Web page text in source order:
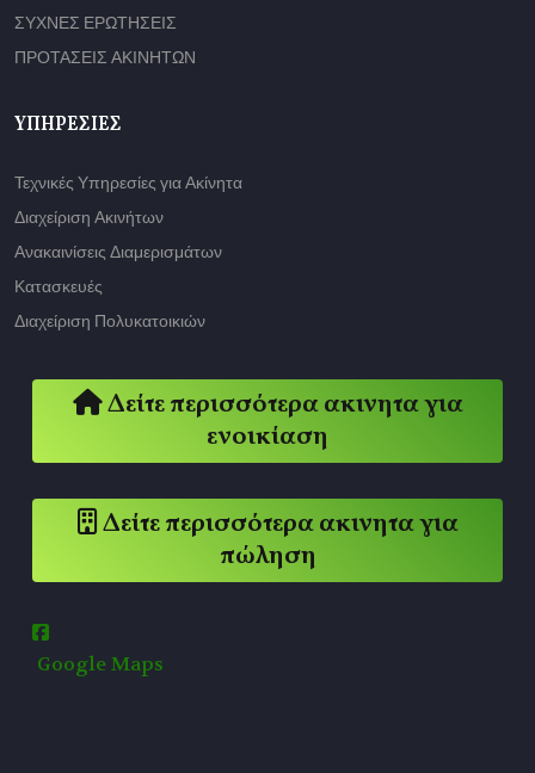
ΣΥΧΝΕΣ ΕΡΩΤΗΣΕΙΣ
ΠΡΟΤΑΣΕΙΣ ΑΚΙΝΗΤΩΝ
ΥΠΗΡΕΣΊΕΣ
Τεχνικές Υπηρεσίες για Ακίνητα
Διαχείριση Ακινήτων
Ανακαινίσεις Διαμερισμάτων
Κατασκευές
Διαχείριση Πολυκατοικιών
Δείτε περισσότερα ακινητα για
ενοικίαση
Δείτε περισσότερα ακινητα για
πώληση
Google Maps